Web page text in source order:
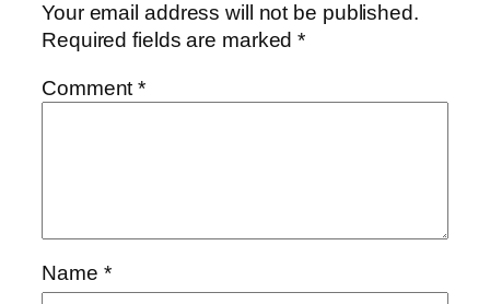
Your email address will not be published.
Required fields are marked*
Comment*
Name *